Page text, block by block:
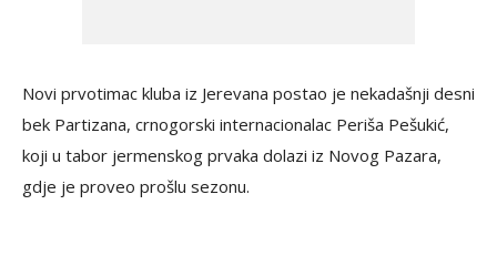
Novi prvotimac kluba iz Jerevana postao je nekadašnji desni
bek Partizana, crnogorski internacionalac Periša Pešukić,
koji u tabor jermenskog prvaka dolazi iz Novog Pazara,
gdje je proveo prošlu sezonu.